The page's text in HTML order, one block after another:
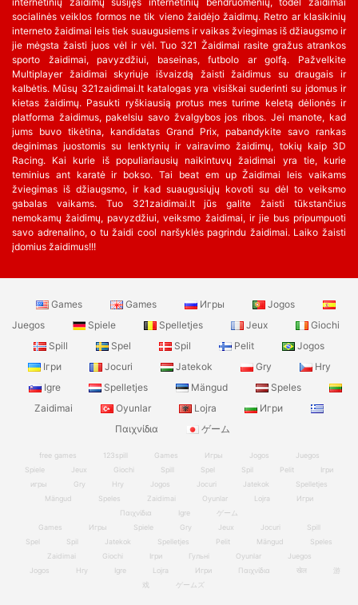
socialinės veiklos formos ne tik vieno žaidėjo žaidimų. Retro ar klasikinių
interneto žaidimai leis tiek suaugusiems ir vaikas žviegimas iš džiaugsmo ir
jie mėgsta žaisti juos vėl ir vėl. Tuo 321 Žaidimai rasite gražus atrankos
sporto žaidimai, pavyzdžiui, baseinas, futbolo ar golfą. Pažvelkite
Multiplayer žaidimai skyriuje išvaizdą žaisti žaidimus su draugais ir
kalbėtis. Mūsų 321zaidimai.lt katalogas yra visiškai suderinti su įdomus ir
kietas žaidimų. Pasukti ryškiausią protus mes turime keletą dėlionės ir
platforma žaidimus, pakelsiu savo žvalgybos jos ribos. Jei manote, kad
jums buvo tikėtina, kandidatas Grand Prix, pabandykite savo rankas
deginimas juostomis su lenktynių ir vairavimo žaidimų, tokių kaip 3D
Racing. Kai kurie iš populiariausių naikintuvų žaidimai yra tie, kurie
teminius ant karatė ir bokso. Tai beat em up Žaidimai leis vaikams
žviegimas iš džiaugsmo, ir kad suaugusiųjų kovoti su dėl to veiksmo
gabalas vaikams. Tuo 321zaidimai.lt jūs galite žaisti tūkstančius
nemokamų žaidimų, pavyzdžiui, veiksmo žaidimai, ir jie bus pripumpuoti
savo adrenalino, o tu žaidi cool naršyklės pagrindu žaidimai. Laiko žaisti
įdomius žaidimus!!!
Games Games Игры
Jogos
Juegos
Spiele Spelletjes Jeux
Giochi
Spill
Spel Spil Pelit
Jogos
Ігри
Jocuri Jatekok Gry
Hry
Igre
Spelletjes Mängud
Speles
Zaidimai
Oyunlar Lojra
Игри
Παιχνίδια
ゲーム
free games 123spill Games Игры Jogos
Juegos
Spiele
Jeux Giochi Spill Spel Spil Pelit
Ігри
игры
Gry Hry Jogos Jocuri Jatekok
Spelletjes
Mängud
Speles Zaidimai Oyunlar Lojra
Игри
Παιχνίδια
Igre
ゲーム
Games
Игры Spiele Gry Jeux Jocuri
Spill
Spel
Spil Jatekok Spelletjes Pelit Mängud
Speles
Zaidimai
Giochi Ігри Гульні Oyunlar
Juegos
Jogos
Hry Igre Lojra Игри Παιχνίδια खेल
游
戏
ゲームズ